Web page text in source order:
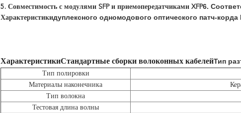
5. Совместимость с модулями SFP и приемопередатчиками XFP6.
Характеристикидуплексного одномодового оптического патч-корда
ХарактеристикиСтандартные сборки волоконных кабелейТип
Тип полировки
Материалы наконечника
Тип волокна
Тестовая длина волны